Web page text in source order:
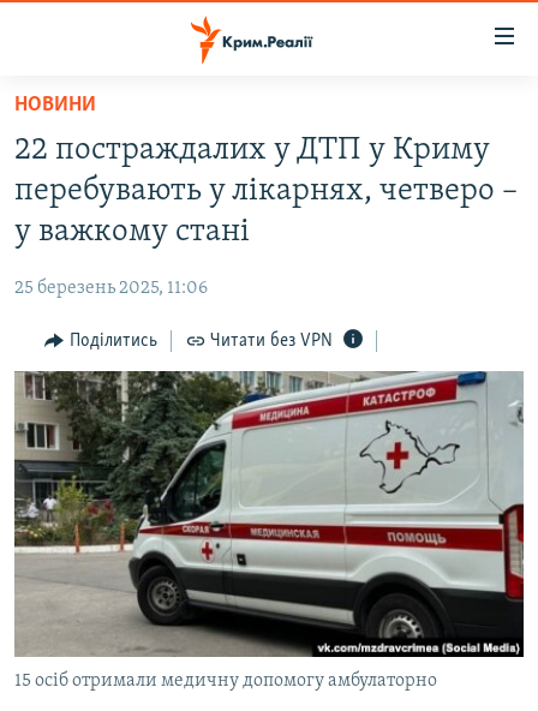
Перейти
основного
матеріалу
Перейти
до
основної
навігації
Перейти
до
пошуку
ВОДА.КРИМ
ВІДЕО ТА ФОТО
БЛОГИ
ПОГЛЯД
ІНТЕРВ'Ю
ВСЕ ЗА ДЕНЬ
СПЕЦПРОЕКТИ
ДЕПОРТАЦІЯ
ВІДЕОУРОКИ «ELIFBE»
СВІДЧЕННЯ ОКУПАЦІЇ
УКРАЇНСЬКА ПРОБЛЕМА КРИМУ
ІНФОГРАФІКА
ЯК ОБІЙТИ БЛОКУВАННЯ
Русский
Qırımtatar
ДОЛУЧАЙСЯ!
НОВИНИ
22 постраждалих у ДТП у Криму
перебувають у лікарнях, четверо –
у важкому стані
25 березень 2025, 11:06
Поділитись Читати без VPN
15 осіб отримали медичну допомогу амбулаторно